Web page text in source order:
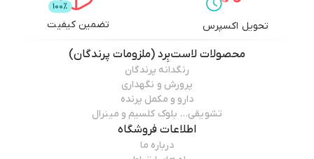
تحویل اکسپرس تضمین کیفیت
محصولات لاست‌بِرد (ملزومات پرندگان)
رنگدانه پرندگان
پرورش و نگهداری
دارو و مکمل پرنده
تشویقی… بلوک کلسیم و مینرال
اطلاعات فروشگاه
درباره ما